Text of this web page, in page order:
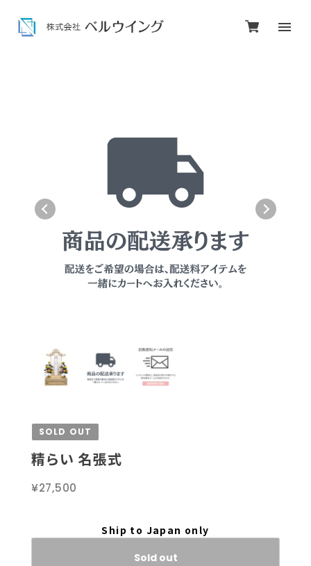
SOLD OUT
精らい 名張式
¥27,500
Ship to Japan only
Sold out